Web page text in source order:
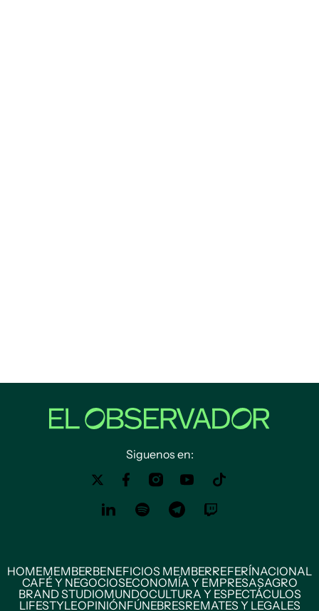
Siguenos en:
HOMEMEMBERBENEFICIOS MEMBERREFERÍNACIONAL
CAFÉ Y NEGOCIOSECONOMÍA Y EMPRESASAGRO
BRAND STUDIOMUNDOCULTURA Y ESPECTÁCULOS
LIFESTYLEOPINIÓNFÚNEBRESREMATES Y LEGALES